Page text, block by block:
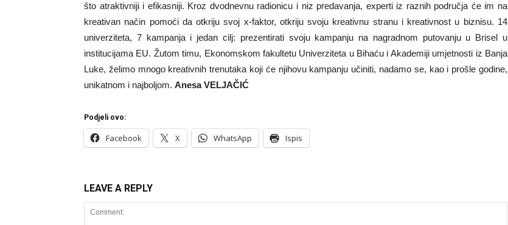
što atraktivniji i efikasniji. Kroz dvodnevnu radionicu i niz predavanja, experti iz raznih područja će im na
kreativan način pomoći da otkriju svoj x-faktor, otkriju svoju kreativnu stranu i kreativnost u biznisu. 14
univerziteta, 7 kampanja i jedan cilj: prezentirati svoju kampanju na nagradnom putovanju u Brisel u
institucijama EU. Žutom timu, Ekonomskom fakultetu Univerziteta u Bihaću i Akademiji umjetnosti iz Banja
Luke, želimo mnogo kreativnih trenutaka koji će njihovu kampanju učiniti, nadamo se, kao i prošle godine,
unikatnom i najboljom. Anesa VELJAČIĆ
Podjeli ovo:
Facebook X WhatsApp Ispis
LEAVE A REPLY